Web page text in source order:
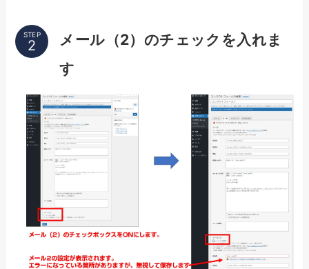
STEP
メール（2）のチェックを入れま
す